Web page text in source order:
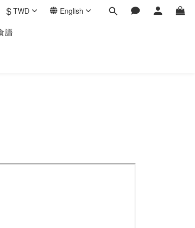
$TWD English
譜